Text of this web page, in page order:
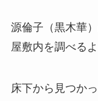
源倫子（黒木華
屋敷内を調べる
床下から見つか